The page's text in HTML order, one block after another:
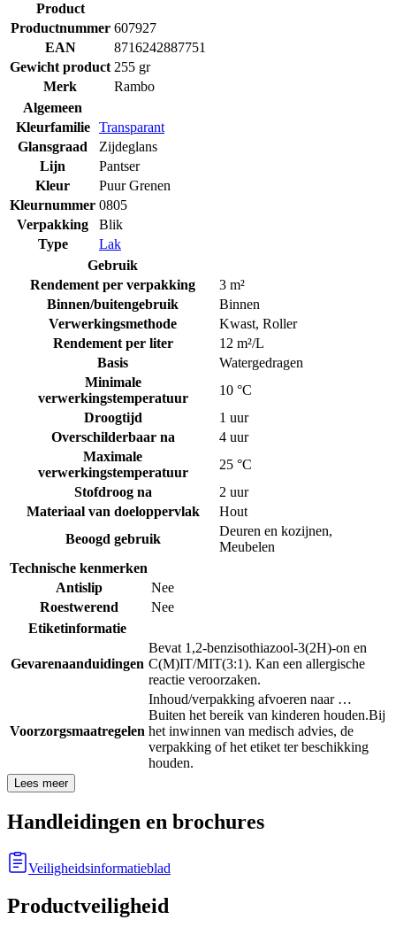
Product
Productnummer 607927
EAN
8716242887751
Gewicht product 255 gr
Merk
Rambo
Algemeen
Kleurfamilie
Transparant
Glansgraad
Zijdeglans
Lijn
Pantser
Kleur
Puur Grenen
Kleurnummer 0805
Verpakking
Blik
Type
Lak
Gebruik
Rendement per verpakking
3 m²
Binnen/buitengebruik
Binnen
Verwerkingsmethode
Kwast, Roller
Rendement per liter
12 m²/L
Basis
Watergedragen
Minimale
verwerkingstemperatuur
10 °C
Droogtijd
1 uur
Overschilderbaar na
4 uur
Maximale
verwerkingstemperatuur
25 °C
Stofdroog na
2 uur
Materiaal van doeloppervlak
Hout
Beoogd gebruik
Deuren en kozijnen,
Meubelen
Technische kenmerken
Antislip
Nee
Roestwerend
Nee
Etiketinformatie
Gevarenaanduidingen
Bevat 1,2-benzisothiazool-3(2H)-on en
C(M)IT/MIT(3:1). Kan een allergische
reactie veroorzaken.
Voorzorgsmaatregelen
Inhoud/verpakking afvoeren naar …
Buiten het bereik van kinderen houden.Bij
het inwinnen van medisch advies, de
verpakking of het etiket ter beschikking
houden.
Lees meer
Handleidingen en brochures
Veiligheidsinformatieblad
Productveiligheid